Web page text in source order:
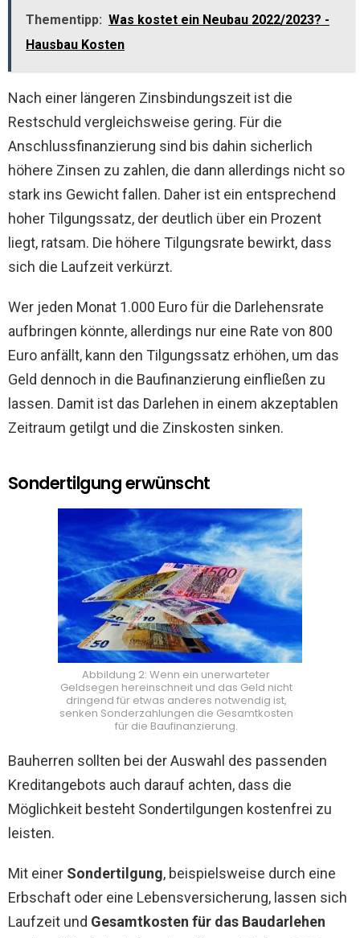
Thementipp: Was kostet ein Neubau 2022/2023? -
Hausbau Kosten
Nach einer längeren Zinsbindungszeit ist die
Restschuld vergleichsweise gering. Für die
Anschlussfinanzierung sind bis dahin sicherlich
höhere Zinsen zu zahlen, die dann allerdings nicht so
stark ins Gewicht fallen. Daher ist ein entsprechend
hoher Tilgungssatz, der deutlich über ein Prozent
liegt, ratsam. Die höhere Tilgungsrate bewirkt, dass
sich die Laufzeit verkürzt.
Wer jeden Monat 1.000 Euro für die Darlehensrate
aufbringen könnte, allerdings nur eine Rate von 800
Euro anfällt, kann den Tilgungssatz erhöhen, um das
Geld dennoch in die Baufinanzierung einfließen zu
lassen. Damit ist das Darlehen in einem akzeptablen
Zeitraum getilgt und die Zinskosten sinken.
Sondertilgung erwünscht
Abbildung 2: Wenn ein unerwarteter
Geldsegen hereinschneit und das Geld nicht
dringend für etwas anderes notwendig ist,
senken Sonderzahlungen die Gesamtkosten
für die Baufinanzierung.
Bauherren sollten bei der Auswahl des passenden
Kreditangebots auch darauf achten, dass die
Möglichkeit besteht Sondertilgungen kostenfrei zu
leisten.
Mit einer Sondertilgung, beispielsweise durch eine
Erbschaft oder eine Lebensversicherung, lassen sich
Laufzeit und Gesamtkosten für das Baudarlehen